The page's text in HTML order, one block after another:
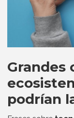
Grandes
podrían